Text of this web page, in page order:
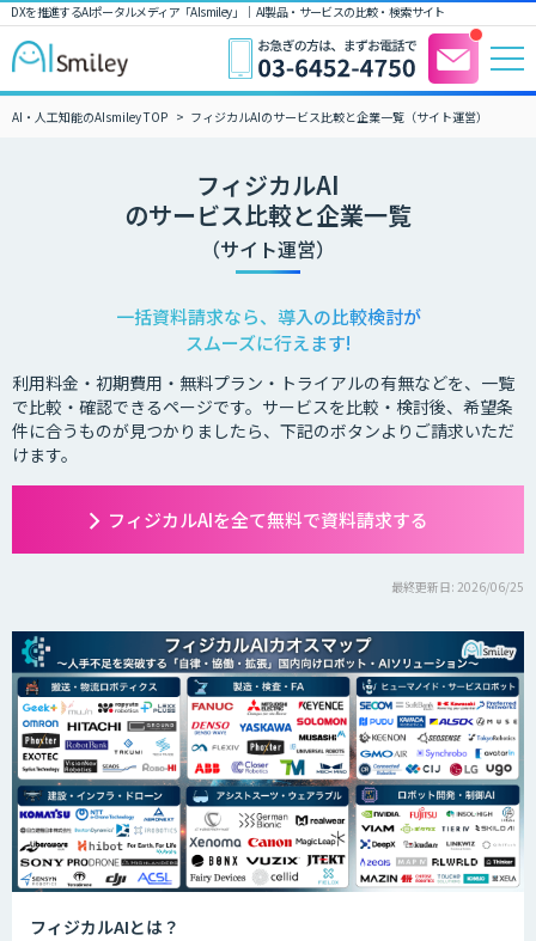
DXを推進するAIポータルメディア「AIsmiley」｜ AI製品・サービスの比較・検索サイト
AI・人工知能のAIsmiley TOP フィジカルAIのサービス比較と企業一覧（サイト運営）
フィジカルAI
のサービス比較と企業一覧
（サイト運営）
一括資料請求なら、導入の比較検討が
スムーズに行えます!
利用料金・初期費用・無料プラン・トライアルの有無などを、一覧
で比較・確認できるページです。サービスを比較・検討後、希望条
件に合うものが見つかりましたら、下記のボタンよりご請求いただ
けます。
フィジカルAIを全て無料で資料請求する
最終更新日: 2026/06/25
フィジカルAIとは？